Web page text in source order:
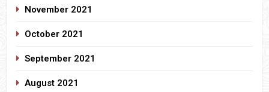
November 2021
October 2021
September 2021
August 2021